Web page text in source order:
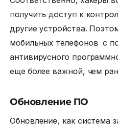
получить доступ к
другие устройства.
мобильных телефонов с
антивирусного
еще более важной, чем
Обновление ПО
Обновление, как система